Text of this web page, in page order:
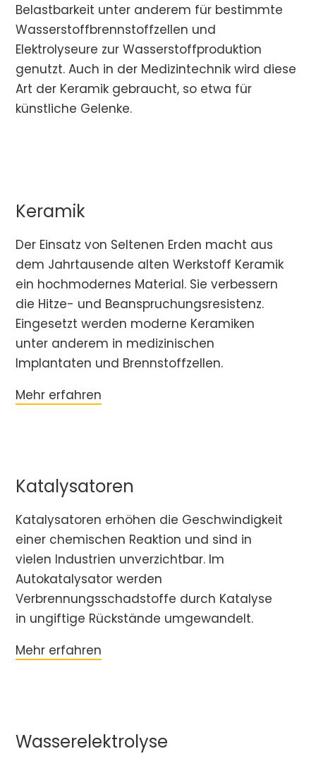
Belastbarkeit unter anderem für bestimmte
Wasserstoffbrennstoffzellen und
Elektrolyseure zur Wasserstoffproduktion
genutzt. Auch in der Medizintechnik wird diese
Art der Keramik gebraucht, so etwa für
künstliche Gelenke.
Keramik
Der Einsatz von Seltenen Erden macht aus
dem Jahrtausende alten Werkstoff Keramik
ein hochmodernes Material. Sie verbessern
die Hitze- und Beanspruchungsresistenz.
Eingesetzt werden moderne Keramiken
unter anderem in medizinischen
Implantaten und Brennstoffzellen.
Mehr erfahren
Katalysatoren
Katalysatoren erhöhen die Geschwindigkeit
einer chemischen Reaktion und sind in
vielen Industrien unverzichtbar. Im
Autokatalysator werden
Verbrennungsschadstoffe durch Katalyse
in ungiftige Rückstände umgewandelt.
Mehr erfahren
Wasserelektrolyse